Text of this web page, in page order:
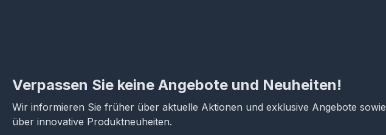
Verpassen Sie keine Angebote und Neuheiten!
Wir informieren Sie früher über aktuelle Aktionen und exklusive Angebote sowie
über innovative Produktneuheiten.